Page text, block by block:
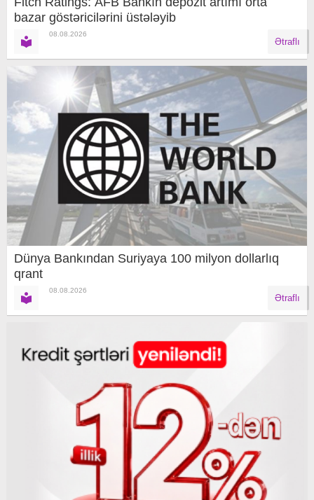
bazar göstəricilərini üstələyib
08.08.2026
Ətraflı
Dünya Bankından Suriyaya 100 milyon dollarlıq
qrant
08.08.2026
Ətraflı